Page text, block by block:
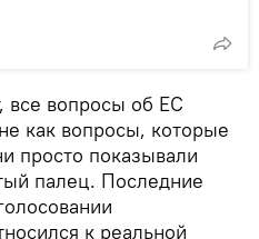
все вопросы об ЕС
как вопросы, которые
просто показывали
палец. Последние
к реальной